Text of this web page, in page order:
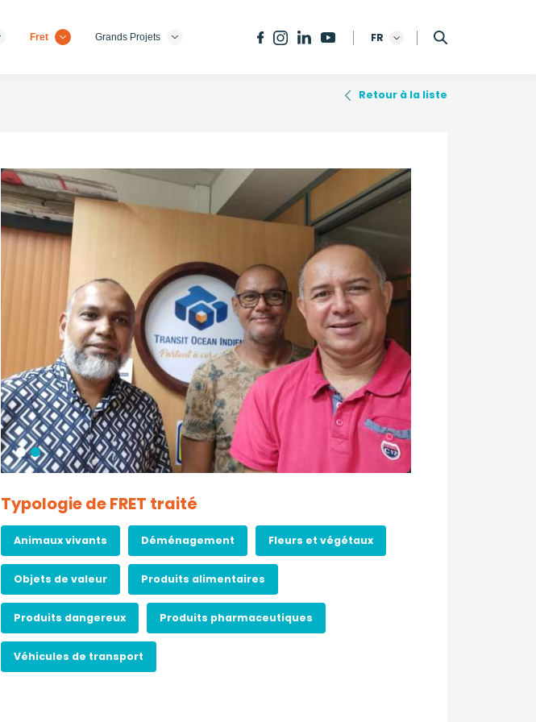
Fret Grands Projets FR
Image
Typologie de FRET traité
Animaux vivants Déménagement Fleurs et végétaux
Objets de valeur Produits alimentaires
Produits dangereux Produits pharmaceutiques
Véhicules de transport
Retour à la liste